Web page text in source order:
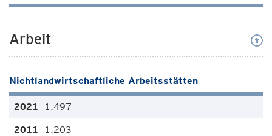
Arbeit
Nichtlandwirtschaftliche Arbeitsstätten
1.497
1.203